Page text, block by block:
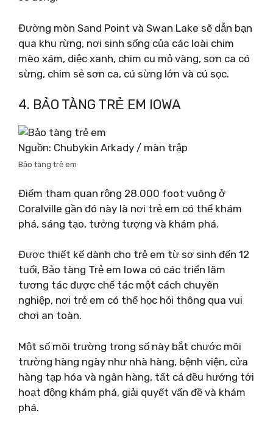
Đường mòn Sand Point và Swan Lake sẽ dẫn bạn
qua khu rừng, nơi sinh sống của các loài chim
mèo xám, diệc xanh, chim cu mỏ vàng, sơn ca có
sừng, chim sẻ sơn ca, cú sừng lớn và cú sọc.
4. BẢO TÀNG TRẺ EM IOWA
Nguồn: Chubykin Arkady / màn trập
Bảo tàng trẻ em
Điểm tham quan rộng 28.000 foot vuông ở
Coralville gần đó này là nơi trẻ em có thể khám
phá, sáng tạo, tưởng tượng và khám phá.
Được thiết kế dành cho trẻ em từ sơ sinh đến 12
tuổi, Bảo tàng Trẻ em Iowa có các triển lãm
tương tác được chế tác một cách chuyên
nghiệp, nơi trẻ em có thể học hỏi thông qua vui
chơi an toàn.
Một số môi trường trong số này bắt chước môi
trường hàng ngày như nhà hàng, bệnh viện, cửa
hàng tạp hóa và ngân hàng, tất cả đều hướng tới
hoạt động khám phá, giải quyết vấn đề và khám
phá.